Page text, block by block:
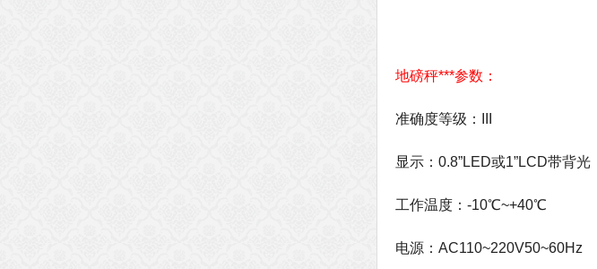
地磅秤***参数：
准确度等级：III
显示：0.8”LED或1”LCD带背光
工作温度：-10℃~+40℃
电源：AC110~220V50~60Hz